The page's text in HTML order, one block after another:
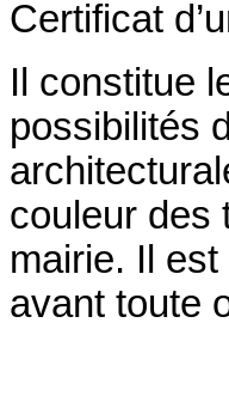
Certificat
Il constitue
possibilités
couleur des
mairie. Il
avant toute